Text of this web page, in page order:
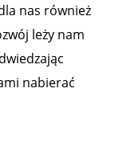
nas również
leży nam
nabierać